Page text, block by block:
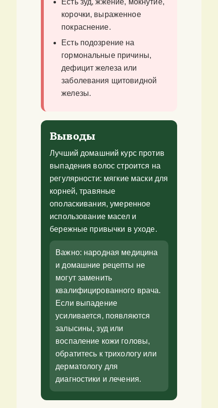
Есть зуд, жжение, мокнутие,
корочки, выраженное
покраснение.
Есть подозрение на
гормональные причины,
дефицит железа или
заболевания щитовидной
железы.
Выводы
Лучший домашний курс против
выпадения волос строится на
регулярности: мягкие маски для
корней, травяные
ополаскивания, умеренное
использование масел и
бережные привычки в уходе.
Важно: народная медицина
и домашние рецепты не
могут заменить
квалифицированного врача.
Если выпадение
усиливается, появляются
залысины, зуд или
воспаление кожи головы,
обратитесь к трихологу или
дерматологу для
диагностики и лечения.